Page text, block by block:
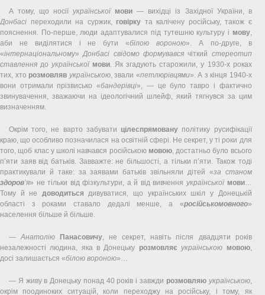
А тому, що носіїукраїнської мови — вихідці із Західної України, в
Донбасі переходили на суржик, говірку та калічену російську, також є
пояснення. По-перше, люди адаптувалися під тутешню культуру і мову,
аби не виділятися і не бути «білою вороною». А по-друге, в
«інтернаціональному»Донбасі свідомо формувавсячіткий стереотип
ставлення доукраїнської мови. Як згадують старожили, у 1930-х роках
тих, хто розмовляв українською, звали «петлюрівцями». А з кінця 1940-х
вони отримали прізвисько «бандерівці», — це було тавро і фактично
звинувачення, зважаючи на ідеологічний шлейф, який тягнувся за цим
визначенням.
Окрім того, не варто забувати цілеспрямовану політику русифікації
краю, що особливо позначилася на освітній сфері. Не секрет, у ті роки для
того, щоб клас у школі навчався російською мовою, достатньо було всього
п’яти заяв від батьків. Завважте: не більшості, а тільки п’яти. Також тоді
практикували й таке: за заявами батьків звільняли дітей «за станом
здоров’я» не тільки від фізкультури, а й від вивченняукраїнської мови…
Тому й не доводиться дивуватися, що українських шкіл у Донецькій
області з роками ставало дедалі менше, а «російськомовного»
населення більше й більше.
—Анатолію Панасовичу, не секрет, навіть після двадцяти років
незалежності людина, яка в Донецьку розмовляє українською мовою,
досі залишається «білою вороною»…
— Я живу в Донецьку понад 40 років і завжди розмовляю українською,
окрім поодиноких ситуацій, коли переходжу на російську, і тому, як